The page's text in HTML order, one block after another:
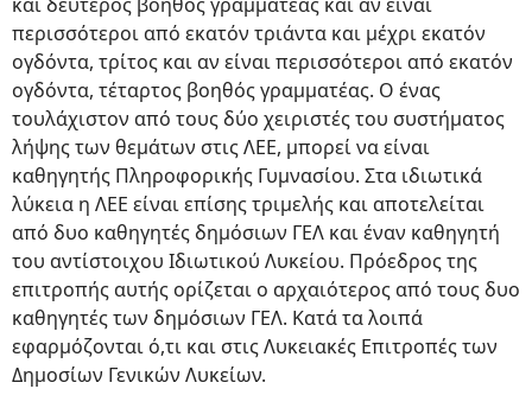
περισσότεροι από εκατόν τριάντα και μέχρι εκατόν
ογδόντα, τρίτος και αν είναι περισσότεροι από εκατόν
ογδόντα, τέταρτος βοηθός γραμματέας. Ο ένας
τουλάχιστον από τους δύο χειριστές του συστήματος
λήψης των θεμάτων στις ΛΕΕ, μπορεί να είναι
καθηγητής Πληροφορικής Γυμνασίου. Στα ιδιωτικά
λύκεια η ΛΕΕ είναι επίσης τριμελής και αποτελείται
από δυο καθηγητές δημόσιων ΓΕΛ και έναν καθηγητή
του αντίστοιχου Ιδιωτικού Λυκείου. Πρόεδρος της
επιτροπής αυτής ορίζεται ο αρχαιότερος από τους δυο
καθηγητές των δημόσιων ΓΕΛ. Κατά τα λοιπά
εφαρμόζονται ό,τι και στις Λυκειακές Επιτροπές των
Δημοσίων Γενικών Λυκείων.